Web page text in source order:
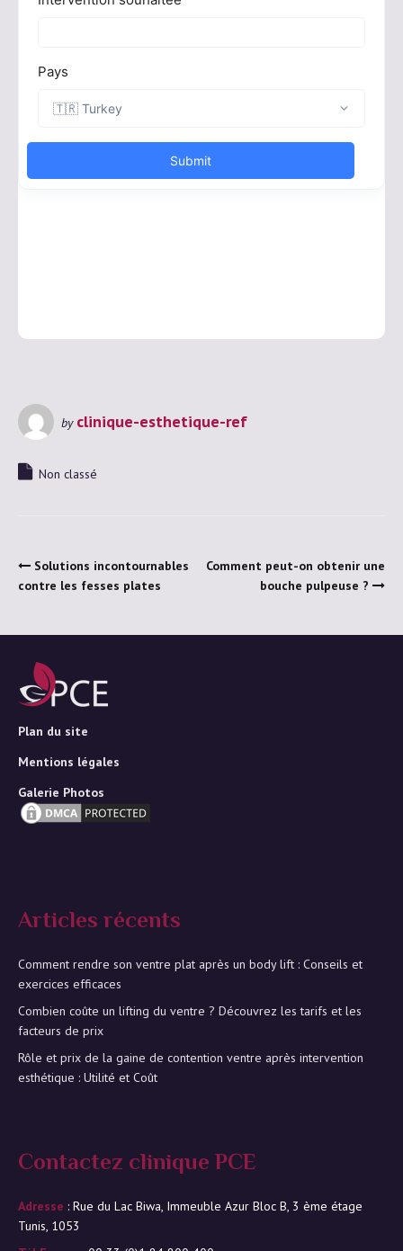
by clinique-esthetique-ref
Non classé
Solutions incontournables
contre les fesses plates
Comment peut-on obtenir une
bouche pulpeuse ?
Plan du site
Mentions légales
Galerie Photos
Articles récents
Comment rendre son ventre plat après un body lift : Conseils et
exercices efficaces
Combien coûte un lifting du ventre ? Découvrez les tarifs et les
facteurs de prix
Rôle et prix de la gaine de contention ventre après intervention
esthétique : Utilité et Coût
Contactez clinique PCE
Adresse : Rue du Lac Biwa, Immeuble Azur Bloc B, 3 ème étage
Tunis, 1053